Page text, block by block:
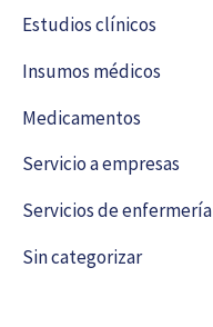
Estudios clínicos
Insumos médicos
Medicamentos
Servicio a empresas
Servicios de enfermería
Sin categorizar